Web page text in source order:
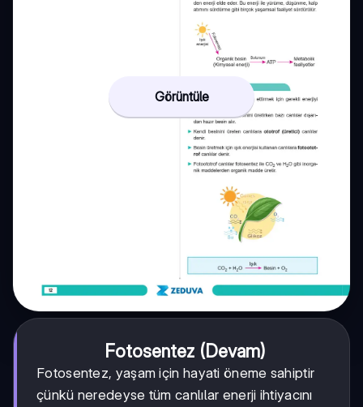
Görüntüle
Fotosentez (Devam)
Fotosentez, yaşam için hayati öneme sahiptir
çünkü neredeyse tüm canlılar enerji ihtiyacını